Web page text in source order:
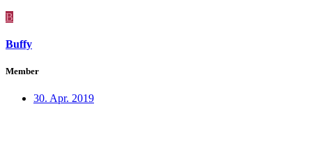
B
Buffy
Member
30. Apr. 2019